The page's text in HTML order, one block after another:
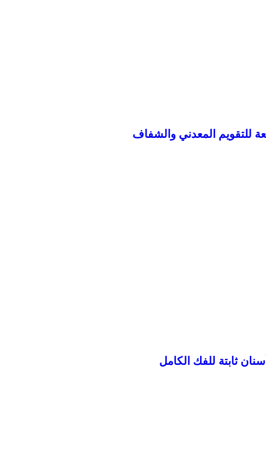
للتقويم المعدني والشفاف